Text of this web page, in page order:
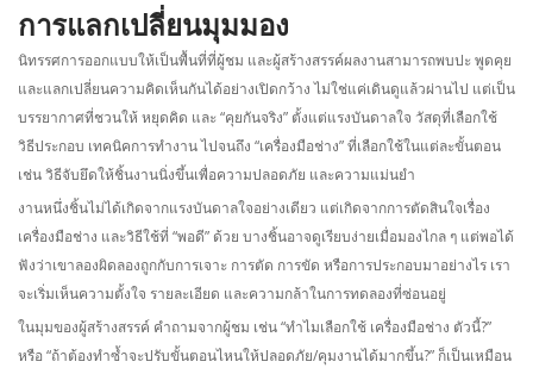
การแลกเปลี่ยนมุมมอง
นิทรรศการออกแบบให้เป็นพื้นที่ที่ผู้ชม และผู้สร้างสรรค์ผลงานสามารถพบปะ พูดคุย
และแลกเปลี่ยนความคิดเห็นกันได้อย่างเปิดกว้าง ไม่ใช่แค่เดินดูแล้วผ่านไป แต่เป็น
บรรยากาศที่ชวนให้ หยุดคิด และ “คุยกันจริง” ตั้งแต่แรงบันดาลใจ วัสดุที่เลือกใช้
วิธีประกอบ เทคนิคการทำงาน ไปจนถึง “เครื่องมือช่าง” ที่เลือกใช้ในแต่ละขั้นตอน
เช่น วิธีจับยึดให้ชิ้นงานนิ่งขึ้นเพื่อความปลอดภัย และความแม่นยำ
งานหนึ่งชิ้นไม่ได้เกิดจากแรงบันดาลใจอย่างเดียว แต่เกิดจากการตัดสินใจเรื่อง
เครื่องมือช่าง และวิธีใช้ที่ “พอดี” ด้วย บางชิ้นอาจดูเรียบง่ายเมื่อมองไกล ๆ แต่พอได้
ฟังว่าเขาลองผิดลองถูกกับการเจาะ การตัด การขัด หรือการประกอบมาอย่างไร เรา
จะเริ่มเห็นความตั้งใจ รายละเอียด และความกล้าในการทดลองที่ซ่อนอยู่
ในมุมของผู้สร้างสรรค์ คำถามจากผู้ชม เช่น “ทำไมเลือกใช้ เครื่องมือช่าง ตัวนี้?”
หรือ “ถ้าต้องทำซ้ำจะปรับขั้นตอนไหนให้ปลอดภัย/คุมงานได้มากขึ้น?” ก็เป็นเหมือน